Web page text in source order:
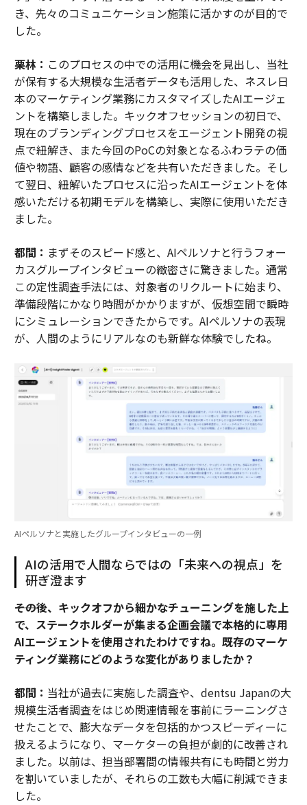
き、先々のコミュニケーション施策に活かすのが目的で
した。
栗林： このプロセスの中での活用に機会を見出し、当社
が保有する大規模な生活者データも活用した、ネスレ日
本のマーケティング業務にカスタマイズしたAIエージェ
ントを構築しました。キックオフセッションの初日で、
現在のブランディングプロセスをエージェント開発の視
点で紐解き、また今回のPoCの対象となるふわラテの価
値や物語、顧客の感情などを共有いただきました。そし
て翌日、紐解いたプロセスに沿ったAIエージェントを体
感いただける初期モデルを構築し、実際に使用いただき
ました。
都間： まずそのスピード感と、AIペルソナと行うフォー
カスグループインタビューの緻密さに驚きました。通常
この定性調査手法には、対象者のリクルートに始まり、
準備段階にかなり時間がかかりますが、仮想空間で瞬時
にシミュレーションできたからです。AIペルソナの表現
が、人間のようにリアルなのも新鮮な体験でしたね。
AIペルソナと実施したグループインタビューの一例
AIの活用で人間ならではの「未来への視点」を
研ぎ澄ます
――その後、キックオフから細かなチューニングを施した上
で、ステークホルダーが集まる企画会議で本格的に専用
AIエージェントを使用されたわけですね。既存のマーケ
ティング業務にどのような変化がありましたか？
都間： 当社が過去に実施した調査や、dentsu Japanの大
規模生活者調査をはじめ関連情報を事前にラーニングさ
せたことで、膨大なデータを包括的かつスピーディーに
扱えるようになり、マーケターの負担が劇的に改善され
ました。以前は、担当部署間の情報共有にも時間と労力
を割いていましたが、それらの工数も大幅に削減できま
した。